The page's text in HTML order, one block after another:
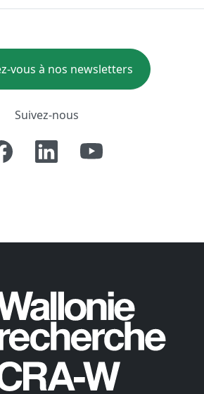
vous à nos newsletters
Suivez-nous